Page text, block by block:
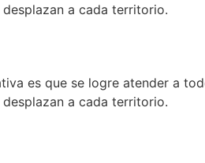
a cada territorio.
es que se logre atender a
a cada territorio.